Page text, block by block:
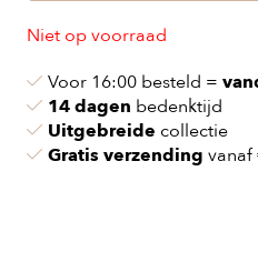
Niet op voorraad
Voor 16:00 besteld =
14 dagen bedenktijd
Uitgebreide collectie
Gratis verzending vanaf